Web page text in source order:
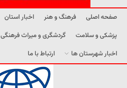
صفحه اصلی فرهنگ و هنر اخبار استان
پزشکی و سلامت
گردشگری و میراث فرهنگی
اخبار شهرستان ها
ارتباط با ما